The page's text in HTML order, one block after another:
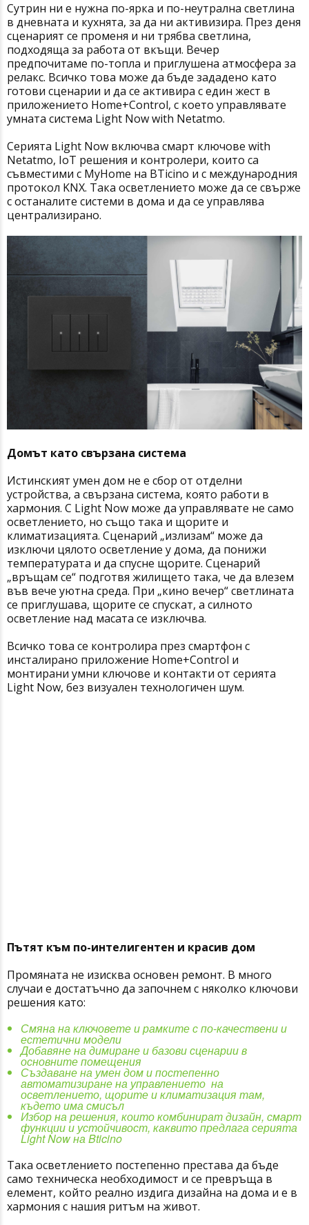
Сутрин ни е нужна по-ярка и по-неутрална светлина
в дневната и кухнята, за да ни активизира. През деня
сценарият се променя и ни трябва светлина,
подходяща за работа от вкъщи. Вечер
предпочитаме по-топла и приглушена атмосфера за
релакс. Всичко това може да бъде зададено като
готови сценарии и да се активира с един жест в
приложението Home+Control, с което управлявате
умната система Light Now with Netatmo.
Серията Light Now включва смарт ключове with
Netatmo, IoT решения и контролери, които са
съвместими с MyHome на BTicino и с международния
протокол KNX. Така осветлението може да се свърже
с останалите системи в дома и да се управлява
централизирано.
Домът като свързана система
Истинският умен дом не е сбор от отделни
устройства, а свързана система, която работи в
хармония. С Light Now може да управлявате не само
осветлението, но също така и щорите и
климатизацията. Сценарий „излизам“ може да
изключи цялото осветление у дома, да понижи
температурата и да спусне щорите. Сценарий
„връщам се“ подготвя жилището така, че да влезем
във вече уютна среда. При „кино вечер“ светлината
се приглушава, щорите се спускат, а силното
осветление над масата се изключва.
Всичко това се контролира през смартфон с
инсталирано приложение Home+Control и
монтирани умни ключове и контакти от серията
Light Now, без визуален технологичен шум.
Пътят към по-интелигентен и красив дом
Промяната не изисква основен ремонт. В много
случаи е достатъчно да започнем с няколко ключови
решения като:
Смяна на ключовете и рамките с по-качествени и
естетични модели
Добавяне на димиране и базови сценарии в
основните помещения
Създаване на умен дом и постепенно
автоматизиране на управлението на
осветлението, щорите и климатизация там,
където има смисъл
Избор на решения, които комбинират дизайн, смарт
функции и устойчивост, каквито предлага серията
Light Now наBticino
Така осветлението постепенно престава да бъде
само техническа необходимост и се превръща в
елемент, който реално издига дизайна на дома и е в
хармония с нашия ритъм на живот.